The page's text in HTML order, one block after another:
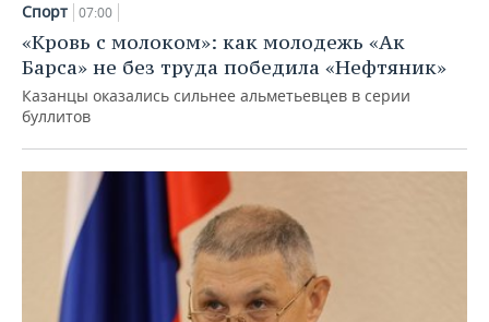
Спорт 07:00
«Кровь с молоком»: как молодежь «Ак
Барса» не без труда победила «Нефтяник»
Казанцы оказались сильнее альметьевцев в серии
буллитов